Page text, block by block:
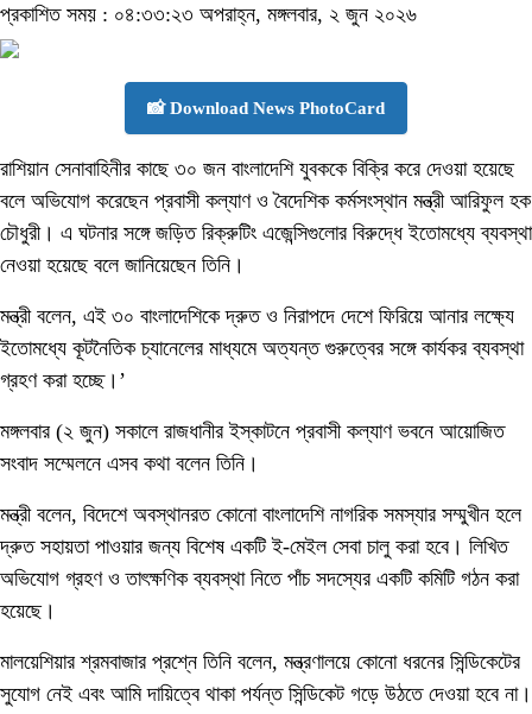
প্রকাশিত সময় : ০৪:৩৩:২৩ অপরাহ্ন, মঙ্গলবার, ২ জুন ২০২৬
📸 Download News PhotoCard
রাশিয়ান সেনাবাহিনীর কাছে ৩০ জন বাংলাদেশি যুবককে বিক্রি করে দেওয়া হয়েছে
বলে অভিযোগ করেছেন প্রবাসী কল্যাণ ও বৈদেশিক কর্মসংস্থান মন্ত্রী আরিফুল হক
চৌধুরী। এ ঘটনার সঙ্গে জড়িত রিক্রুটিং এজেন্সিগুলোর বিরুদ্ধে ইতোমধ্যে ব্যবস্থা
নেওয়া হয়েছে বলে জানিয়েছেন তিনি।
মন্ত্রী বলেন, এই ৩০ বাংলাদেশিকে দ্রুত ও নিরাপদে দেশে ফিরিয়ে আনার লক্ষ্যে
ইতোমধ্যে কূটনৈতিক চ্যানেলের মাধ্যমে অত্যন্ত গুরুত্বের সঙ্গে কার্যকর ব্যবস্থা
গ্রহণ করা হচ্ছে।’
মঙ্গলবার (২ জুন) সকালে রাজধানীর ইস্কাটনে প্রবাসী কল্যাণ ভবনে আয়োজিত
সংবাদ সম্মেলনে এসব কথা বলেন তিনি।
মন্ত্রী বলেন, বিদেশে অবস্থানরত কোনো বাংলাদেশি নাগরিক সমস্যার সম্মুখীন হলে
দ্রুত সহায়তা পাওয়ার জন্য বিশেষ একটি ই-মেইল সেবা চালু করা হবে। লিখিত
অভিযোগ গ্রহণ ও তাৎক্ষণিক ব্যবস্থা নিতে পাঁচ সদস্যের একটি কমিটি গঠন করা
হয়েছে।
মালয়েশিয়ার শ্রমবাজার প্রশ্নে তিনি বলেন, মন্ত্রণালয়ে কোনো ধরনের সিন্ডিকেটের
সুযোগ নেই এবং আমি দায়িত্বে থাকা পর্যন্ত সিন্ডিকেট গড়ে উঠতে দেওয়া হবে না।